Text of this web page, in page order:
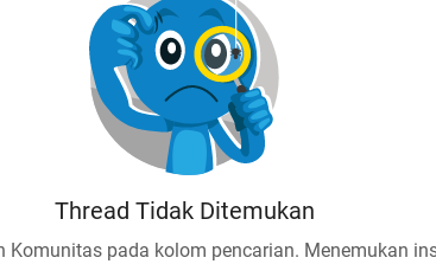
Thread Tidak Ditemukan
Komunitas pada kolom pencarian. Menemukan